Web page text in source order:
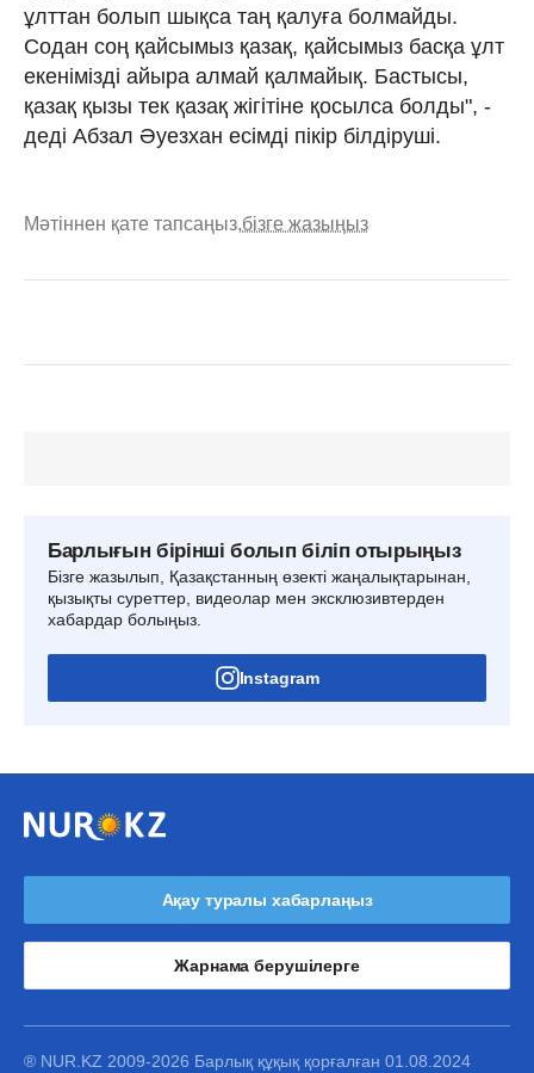
ұлттан болып шықса таң қалуға болмайды.
Содан соң қайсымыз қазақ, қайсымыз басқа ұлт
екенімізді айыра алмай қалмайық. Бастысы,
қазақ қызы тек қазақ жігітіне қосылса болды", -
деді Абзал Әуезхан есімді пікір білдіруші.
Мәтіннен қате тапсаңыз,бізге жазыңыз
Барлығын бірінші болып біліп отырыңыз
Бізге жазылып, Қазақстанның өзекті жаңалықтарынан,
қызықты суреттер, видеолар мен эксклюзивтерден
хабардар болыңыз.
Instagram
Ақау туралы хабарлаңыз
Жарнама берушілерге
® NUR.KZ 2009-2026 Барлық құқық қорғалған 01.08.2024